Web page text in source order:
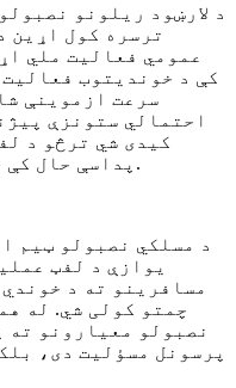
د لارښود ریلونو
ترسره کول اړین
عمومي فعالیت ملي
کې د خوندیتوب
سرعت ازموینې
احتمالي ستونزې
کیدی شي ترڅو د
پداسې حال کې چې دا په حقیقت کې کارول کیږي.
د مسلکي نصبولو ټیم
یوازې د لفټ
مسافرینو ته د
چمتو کولی شي. له
نصبولو معیارونو ته
پرسونل مسؤلیت دی،